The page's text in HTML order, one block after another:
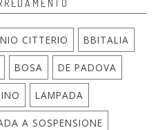
CITTERIO BBITALIA
BOSA DE PADOVA
LAMPADA
A SOSPENSIONE